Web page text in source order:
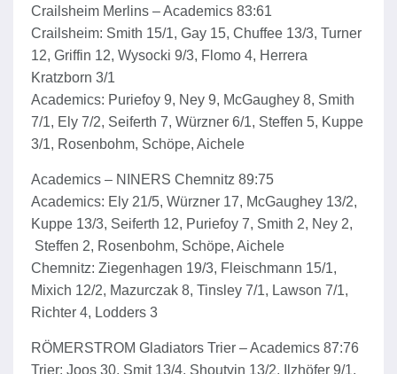
Crailsheim Merlins – Academics 83:61
Crailsheim: Smith 15/1, Gay 15, Chuffee 13/3, Turner
12, Griffin 12, Wysocki 9/3, Flomo 4, Herrera
Kratzborn 3/1
Academics: Puriefoy 9, Ney 9, McGaughey 8, Smith
7/1, Ely 7/2, Seiferth 7, Würzner 6/1, Steffen 5, Kuppe
3/1, Rosenbohm, Schöpe, Aichele
Academics – NINERS Chemnitz 89:75
Academics: Ely 21/5, Würzner 17, McGaughey 13/2,
Kuppe 13/3, Seiferth 12, Puriefoy 7, Smith 2, Ney 2,
Steffen 2, Rosenbohm, Schöpe, Aichele
Chemnitz: Ziegenhagen 19/3, Fleischmann 15/1,
Mixich 12/2, Mazurczak 8, Tinsley 7/1, Lawson 7/1,
Richter 4, Lodders 3
RÖMERSTROM Gladiators Trier – Academics 87:76
Trier: Joos 30, Smit 13/4, Shoutvin 13/2, Ilzhöfer 9/1,